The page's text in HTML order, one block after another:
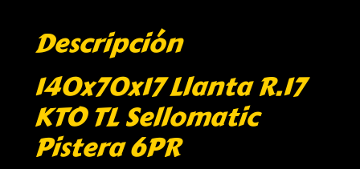
Descripción
140x70x17 Llanta R.17
KTO TL Sellomatic
Pistera 6PR